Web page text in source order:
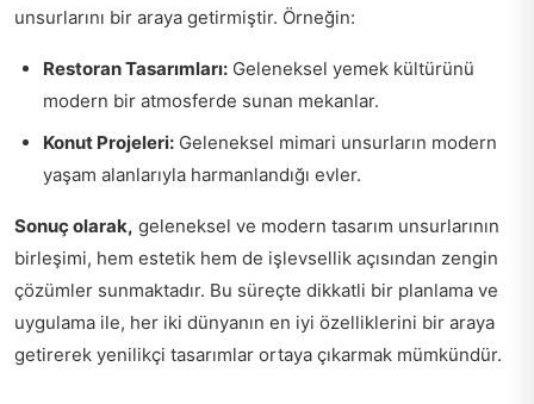
unsurlarını bir araya getirmiştir. Örneğin:
Restoran Tasarımları: Geleneksel yemek kültürünü
modern bir atmosferde sunan mekanlar.
Konut Projeleri: Geleneksel mimari unsurların modern
yaşam alanlarıyla harmanlandığı evler.
Sonuç olarak, geleneksel ve modern tasarım unsurlarının
birleşimi, hem estetik hem de işlevsellik açısından zengin
çözümler sunmaktadır. Bu süreçte dikkatli bir planlama ve
uygulama ile, her iki dünyanın en iyi özelliklerini bir araya
getirerek yenilikçi tasarımlar ortaya çıkarmak mümkündür.